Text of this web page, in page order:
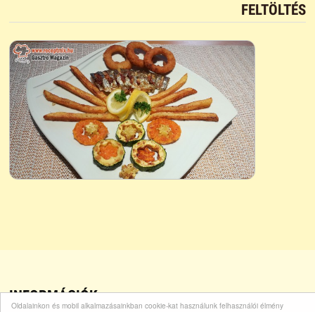
Oldalainkon és mobil alkalmazásainkban cookie-kat használunk felhasználói élmény
FELTÖLTÉS
INFORMÁCIÓK